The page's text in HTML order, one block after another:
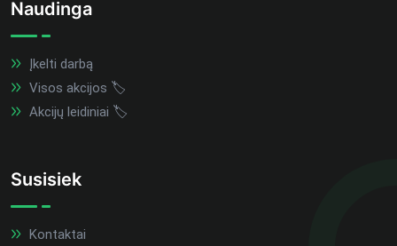
Naudinga
Įkelti darbą
Visos akcijos 🏷️
Akcijų leidiniai 🏷️
Susisiek
Kontaktai